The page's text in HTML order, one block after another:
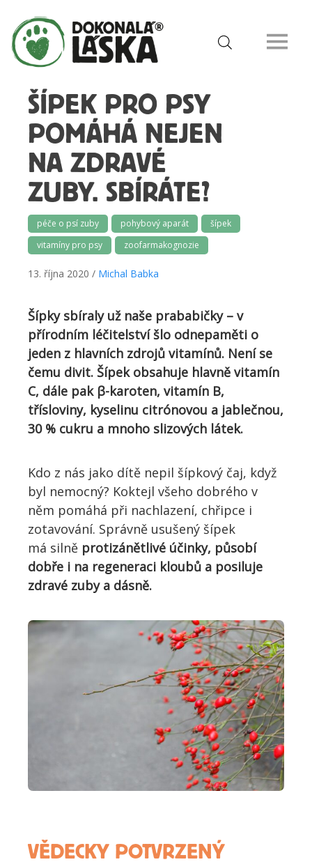
ŠÍPEK PRO PSY
POMÁHÁ NEJEN
NA ZDRAVÉ
ZUBY. SBÍRÁTE?
péče o psí zuby pohybový aparát
šípek
vitamíny pro psy
zoofarmakognozie
13. října 2020 / Michal Babka
Šípky sbíraly už naše prababičky – v
přírodním léčitelstvíšlo odnepaměti o
jeden z hlavních zdrojů vitamínů. Není se
čemu divit. Šípek obsahuje hlavně vitamín
C, dále pak β-karoten, vitamín B,
třísloviny, kyselinu citrónovou a jablečnou,
30 % cukru a mnoho slizových látek.
Kdo z nás jako dítě nepil šípkový čaj, když
byl nemocný? Koktejl všeho dobrého v
něm pomáhá při nachlazení, chřipce i
zotavování. Správně usušený šípek
má silně protizánětlivé účinky, působí
dobře i na regeneraci kloubů a posiluje
zdravé zuby a dásně.
VĚDECKY POTVRZENÝ